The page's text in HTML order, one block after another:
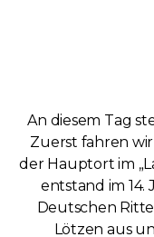
An diesem Tag
Zuerst fahren wir
der Hauptort im
entstand im
Deutschen
Lötzen aus